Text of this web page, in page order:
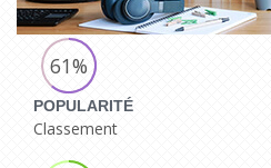
61%
POPULARITÉ
Classement